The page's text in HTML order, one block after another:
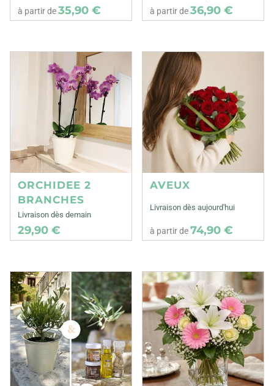
à partir de35,90 € à partir de36,90 €
ORCHIDEE 2
BRANCHES
Livraison dès demain
29,90 €
AVEUX
Livraison dès aujourd'hui
à partir de74,90 €